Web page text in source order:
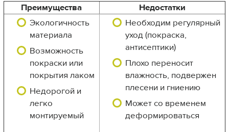
Преимущества
Недостатки
Экологичность
материала
Возможность
покраски или
покрытия лаком
Недорогой и
легко
монтируемый
Необходим регулярный
уход (покраска,
антисептики)
Плохо переносит
влажность, подвержен
плесени и гниению
Может со временем
деформироваться